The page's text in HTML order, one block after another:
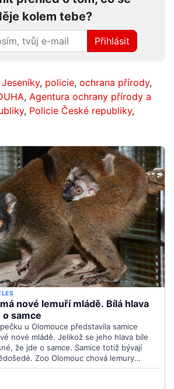
kolem tebe?
Přihlásit
Jeseníky, policie, ochrana přírody,
, Agentura ochrany přírody a
, Policie České republiky,